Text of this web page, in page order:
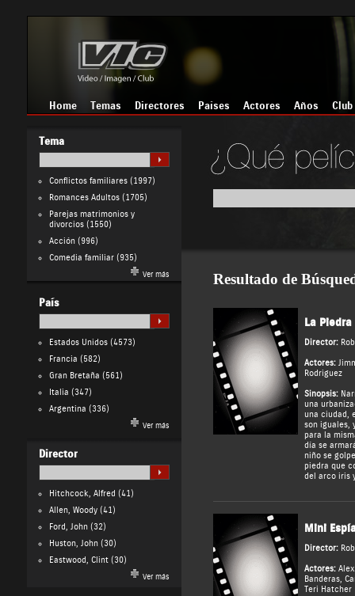
Home Temas Directores Países Actores Años Club
Tema
Conflictos familiares(1997)
Romances Adultos(1705)
Parejas matrimonios y
divorcios(1550)
Acción(996)
Comedia familiar(935)
Ver más
País
Estados Unidos(4573)
Francia (582)
Gran Bretaña (561)
Italia (347)
Argentina (336)
Ver más
Director
Hitchcock, Alfred (41)
Allen, Woody(41)
Ford, John(32)
Huston, John(30)
Eastwood, Clint(30)
Ver más
Resultado de
La
Director:
Actores:
Rodriguez
Sinopsis:
una
una ciudad,
son iguales,
para la
día se
niño se
piedra que
del arco iris
Mini
Director:
Actores:
Banderas,
Teri Hatcher